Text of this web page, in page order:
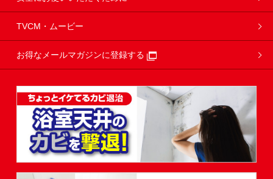
TVCM・ムービー
お得なメールマガジンに登録する